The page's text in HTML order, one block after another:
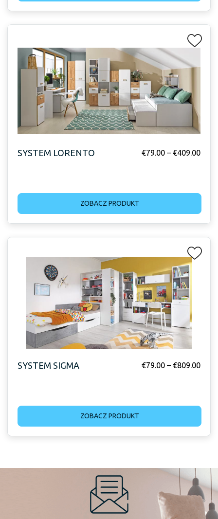
SYSTEM LORENTO €79.00 – €409.00
ZOBACZ PRODUKT
SYSTEM SIGMA €79.00 – €809.00
ZOBACZ PRODUKT